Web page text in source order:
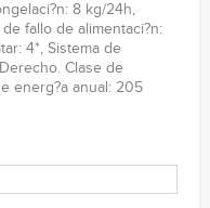
8 kg/24h,
fallo de alimentaci?n:
4*, Sistema de
Clase de
energ?a anual: 205